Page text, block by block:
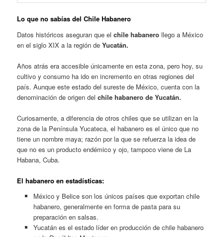
Lo que no sabías del Chile Habanero
Datos históricos aseguran que elchile habanero llego a México
en el siglo XIX a la región deYucatán.
Años atrás era accesible únicamente en esta zona, pero hoy, su
cultivo y consumo ha ido en incremento en otras regiones del
país. Aunque este estado del sureste de México, cuenta con la
denominación de origen delchile habanero de Yucatán.
Curiosamente, a diferencia de otros chiles que se utilizan en la
zona de la Península Yucateca, el habanero es el único que no
tiene un nombre maya; razón por la que se refuerza la idea de
que no es un producto endémico y ojo, tampoco viene de La
Habana, Cuba.
El habanero en estadísticas:
México y Belice son los únicos países que exportan chile
habanero, generalmente en forma de pasta para su
preparación en salsas.
Yucatán es el estado líder en producción de chile habanero